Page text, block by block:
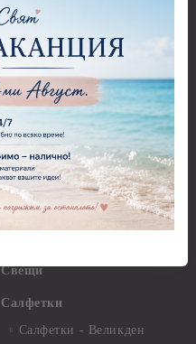
Перфоратори - Коледни и
Зимни
Рисуване
Грунд и почистващи
разтвори
Платна за рисуване
Стативи и поставки
Четки и инструменти
Моливи, акварелни
Свещи
Салфетки
Салфетки - Великден